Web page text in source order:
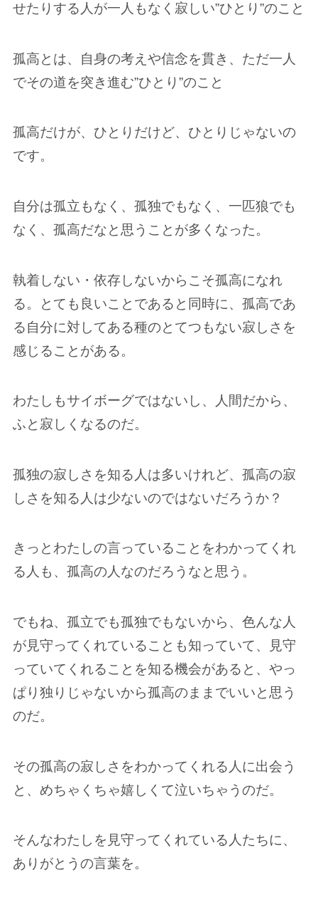
せたりする人が一人もなく寂しい”ひとり”のこと
孤高とは、自身の考えや信念を貫き、ただ一人
でその道を突き進む”ひとり”のこと
孤高だけが、ひとりだけど、ひとりじゃないの
です。
自分は孤立もなく、孤独でもなく、一匹狼でも
なく、孤高だなと思うことが多くなった。
執着しない・依存しないからこそ孤高になれ
る。とても良いことであると同時に、孤高であ
る自分に対してある種のとてつもない寂しさを
感じることがある。
わたしもサイボーグではないし、人間だから、
ふと寂しくなるのだ。
孤独の寂しさを知る人は多いけれど、孤高の寂
しさを知る人は少ないのではないだろうか？
きっとわたしの言っていることをわかってくれ
る人も、孤高の人なのだろうなと思う。
でもね、孤立でも孤独でもないから、色んな人
が見守ってくれていることも知っていて、見守
っていてくれることを知る機会があると、やっ
ぱり独りじゃないから孤高のままでいいと思う
のだ。
その孤高の寂しさをわかってくれる人に出会う
と、めちゃくちゃ嬉しくて泣いちゃうのだ。
そんなわたしを見守ってくれている人たちに、
ありがとうの言葉を。